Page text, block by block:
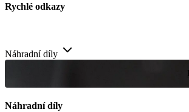
Rychlé odkazy
Náhradní díly
Náhradní díly